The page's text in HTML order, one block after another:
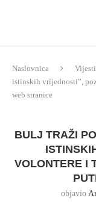
Naslovnica Vijesti
istinskih vrijednosti”,
web stranice
BULJ TRAŽI
VOLONTERE I
objavio